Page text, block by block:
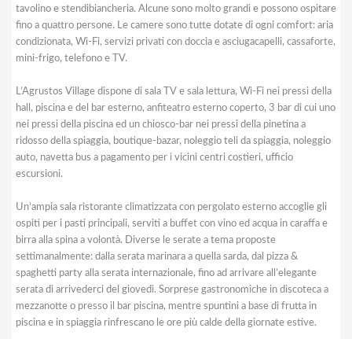
tavolino e stendibiancheria. Alcune sono molto grandi e possono ospitare
fino a quattro persone. Le camere sono tutte dotate di ogni comfort: aria
condizionata, Wi-Fi, servizi privati con doccia e asciugacapelli, cassaforte,
mini-frigo, telefono e TV.
L’Agrustos Village dispone di sala TV e sala lettura, Wi-Fi nei pressi della
hall, piscina e del bar esterno, anfiteatro esterno coperto, 3 bar di cui uno
nei pressi della piscina ed un chiosco-bar nei pressi della pinetina a
ridosso della spiaggia, boutique-bazar, noleggio teli da spiaggia, noleggio
auto, navetta bus a pagamento per i vicini centri costieri, ufficio
escursioni.
Un’ampia sala ristorante climatizzata con pergolato esterno accoglie gli
ospiti per i pasti principali, serviti a buffet con vino ed acqua in caraffa e
birra alla spina a volontà. Diverse le serate a tema proposte
settimanalmente: dalla serata marinara a quella sarda, dal pizza &
spaghetti party alla serata internazionale, fino ad arrivare all’elegante
serata di arrivederci del giovedì. Sorprese gastronomiche in discoteca a
mezzanotte o presso il bar piscina, mentre spuntini a base di frutta in
piscina e in spiaggia rinfrescano le ore più calde della giornate estive.